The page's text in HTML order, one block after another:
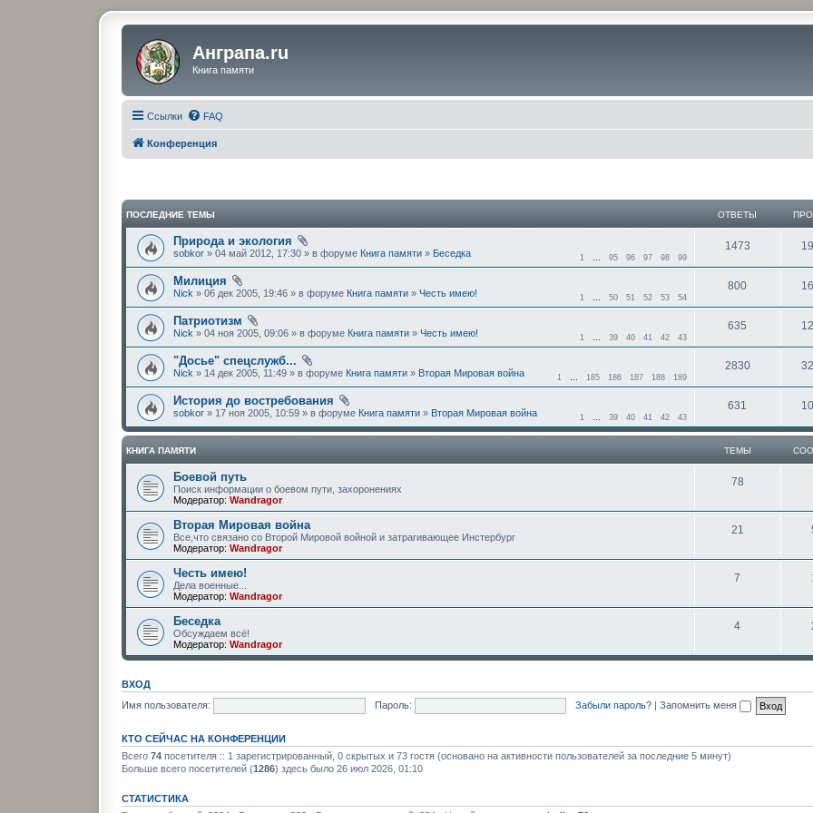
Анграпа.ru
Книга памяти
Ссылки FAQ
Конференция
ПОСЛЕДНИЕ ТЕМЫ ОТВЕТЫ
Природа и экология
1 … 95 96 97 98 99
sobkor » 04 май 2012, 17:30 » в форуме Книга памяти » Беседка
1473
Милиция
1 … 50 51 52 53 54
Nick » 06 дек 2005, 19:46 » в форуме Книга памяти »Честь имею!
800
Патриотизм
1 … 39 40 41 42 43
Nick » 04 ноя 2005, 09:06 » в форуме Книга памяти »Честь имею!
635
"Досье" спецслужб...
1 … 185 186 187 188 189
Nick » 14 дек 2005, 11:49 » в форуме Книга памяти » Вторая Мировая война
2830
История до востребования
1 … 39 40 41 42 43
sobkor » 17 ноя 2005, 10:59 » в форуме Книга памяти » Вторая Мировая война
631
КНИГА ПАМЯТИ ТЕМЫ
Боевой путь
Поиск информации о боевом пути, захоронениях
Модератор: Wandragor
78
Вторая Мировая война
Все,что связано со Второй Мировой войной и затрагивающее Инстербург
Модератор: Wandragor
21
Честь имею!
Дела военные...
Модератор: Wandragor
7
Беседка
Обсуждаем всё!
Модератор: Wandragor
4
ВХОД
Имя пользователя:
Пароль: Забыли пароль? Запомнить меня
КТО СЕЙЧАС НА КОНФЕРЕНЦИИ
Всего74 посетителя :: 1 зарегистрированный, 0 скрытых и 73 гостя (основано на активности пользователей за последние 5 минут)
Больше всего посетителей (1286) здесь было 26 июл 2026, 01:10
СТАТИСТИКА